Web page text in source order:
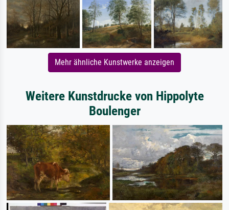
Mehr ähnliche Kunstwerke anzeigen
Weitere Kunstdrucke von Hippolyte
Boulenger